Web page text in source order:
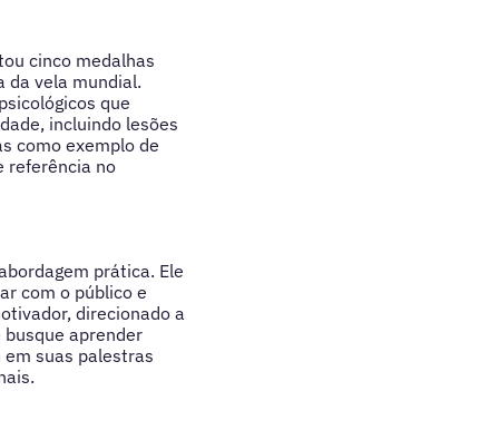
cinco medalhas
da vela mundial.
que
incluindo lesões
como exemplo de
referência no
prática. Ele
com o público e
direcionado a
aprender
suas palestras